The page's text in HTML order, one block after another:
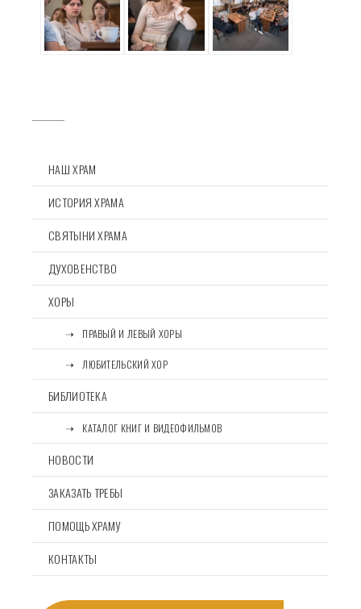
НАШ ХРАМ
ИСТОРИЯ ХРАМА
СВЯТЫНИ ХРАМА
ДУХОВЕНСТВО
ХОРЫ
⠀⠀➝⠀ПРАВЫЙ И ЛЕВЫЙ ХОРЫ
⠀⠀➝⠀ЛЮБИТЕЛЬСКИЙ ХОР
БИБЛИОТЕКА
⠀⠀➝⠀КАТАЛОГ КНИГ И ВИДЕОФИЛЬМОВ
НОВОСТИ
ЗАКАЗАТЬ ТРЕБЫ
ПОМОЩЬ ХРАМУ
КОНТАКТЫ